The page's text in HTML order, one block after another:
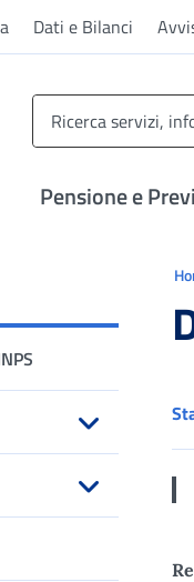
Dati e Bilanci
Pensione e
sottomenu